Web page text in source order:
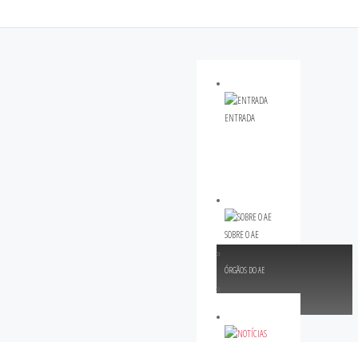
ENTRADA
SOBRE O AE
ÓRGÃOS DO AE